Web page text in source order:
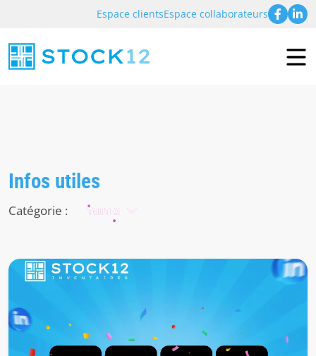
Espace clientsEspace collaborateurs
Infos utiles
Catégorie : TOUTES